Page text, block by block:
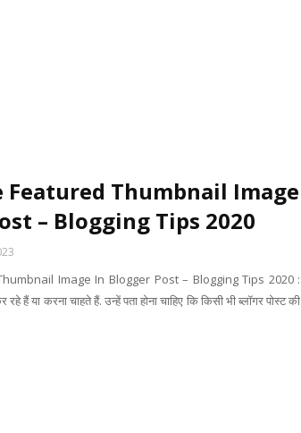
Featured Thumbnail Image
– Blogging Tips 2020
Image In Blogger Post – Blogging Tips 2020 :
हैं या करना चाहते हैं. उन्हें पता होना चाहिए कि किसी भी ब्लॉगर पोस्ट की